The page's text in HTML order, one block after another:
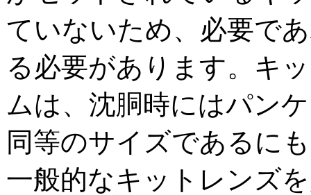
ていないため、必要で
る必要があります。キ
ムは、沈胴時にはパン
同等のサイズであるに
一般的なキットレンズ